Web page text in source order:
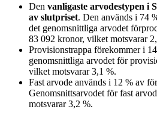
Den vanligaste arvodestypen i
av slutpriset. Den används i 74
det genomsnittliga arvodet för
83 092 kronor, vilket motsvarar
Provisionstrappa förekommer i 14
genomsnittliga arvodet för
vilket motsvarar 3,1 %.
Fast arvode används i 12 % av
Genomsnittsarvodet för fast
motsvarar 3,2 %.